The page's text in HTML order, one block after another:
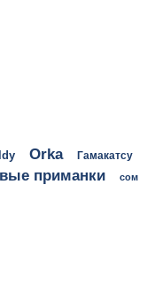
Orka Гамакатсу
приманки сом